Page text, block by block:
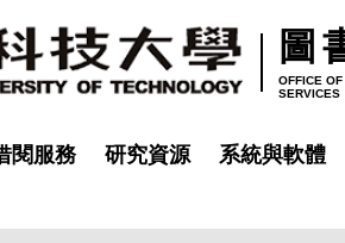
圖
OFFICE
SERVICES
閱服務 研究資源 系統與軟體